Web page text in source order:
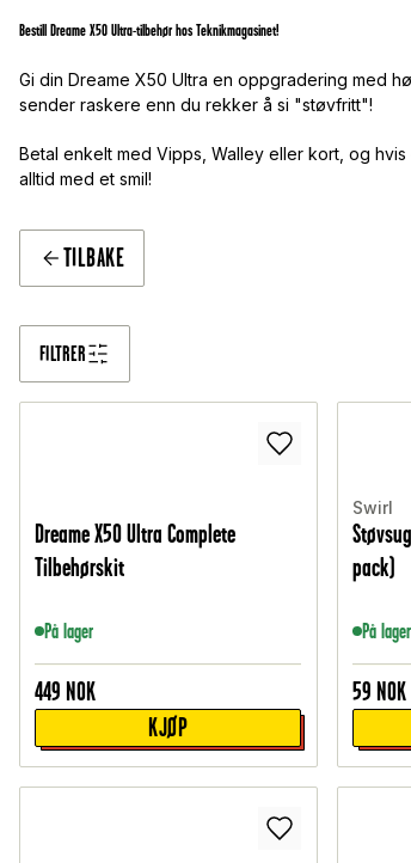
Bestill Dreame X50 Ultra-tilbehør hos Teknikmagasinet!
Gi din Dreame X50 Ultra en oppgradering med
sender raskere enn du rekker å si "støvfritt"!
Betal enkelt med Vipps, Walley eller kort, og
alltid med et smil!
TILBAKE
FILTRER
Dreame X50 Ultra Complete
Tilbehørskit
På lager
449 NOK
KJØP
Swirl
pack)
På lager
59 NOK